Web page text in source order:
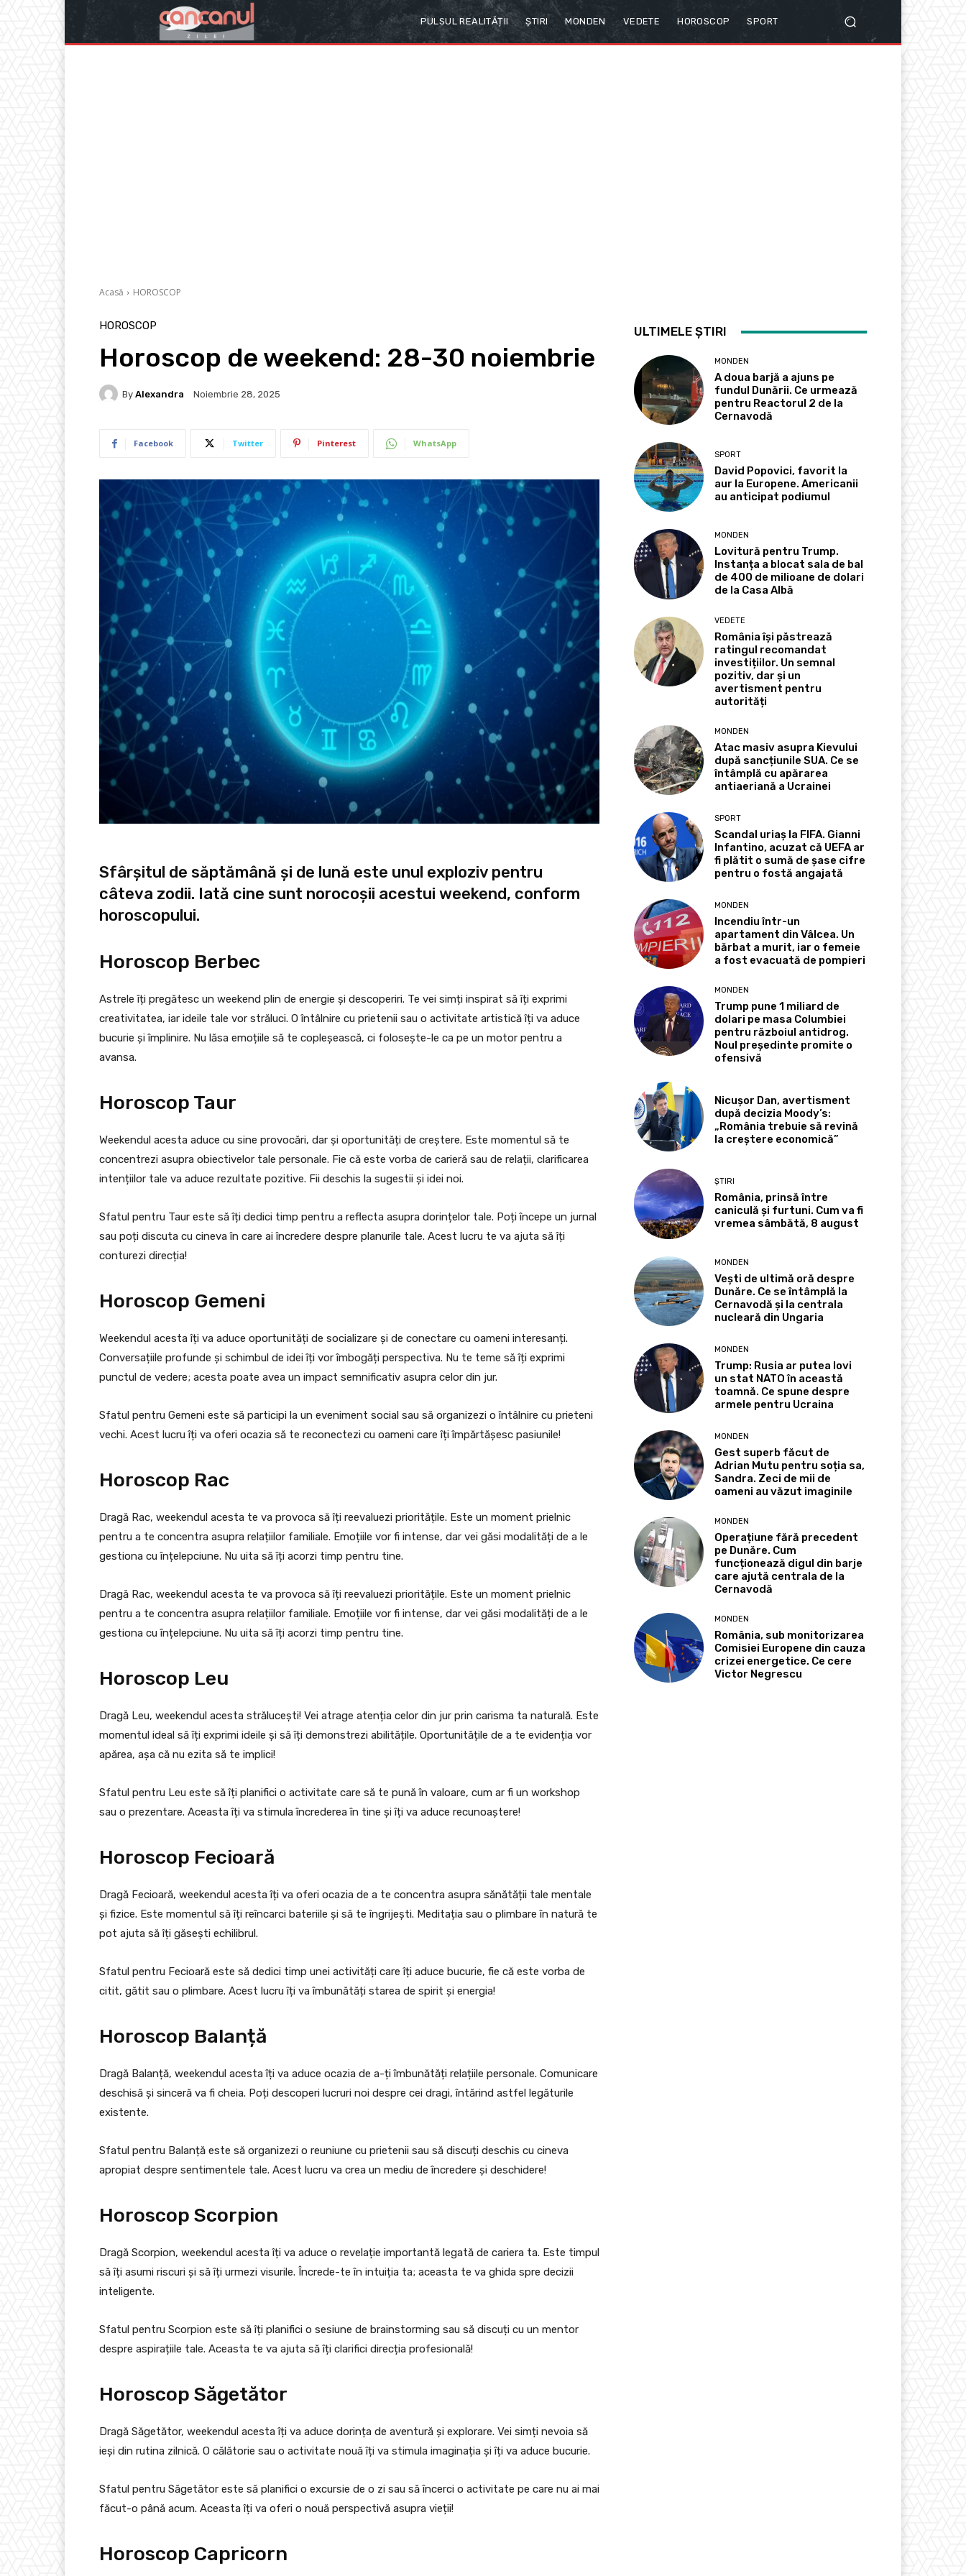
PULSUL REALITĂȚII ȘTIRI MONDEN VEDETE HOROSCOP SPORT
Acasă HOROSCOP
HOROSCOP
Horoscop de weekend: 28-30 noiembrie
By Alexandra Noiembrie 28, 2025
Facebook Twitter Pinterest WhatsApp
Sfârșitul de săptămână și de lună este unul exploziv pentru
câteva zodii. Iată cine sunt norocoșii acestui weekend, conform
horoscopului.
Horoscop Berbec
Astrele îți pregătesc un weekend plin de energie și descoperiri. Te vei simți inspirat să îți exprimi
creativitatea, iar ideile tale vor străluci. O întâlnire cu prietenii sau o activitate artistică îți va aduce
bucurie și împlinire. Nu lăsa emoțiile să te copleșească, ci folosește-le ca pe un motor pentru a
avansa.
Horoscop Taur
Weekendul acesta aduce cu sine provocări, dar și oportunități de creștere. Este momentul să te
concentrezi asupra obiectivelor tale personale. Fie că este vorba de carieră sau de relații, clarificarea
intențiilor tale va aduce rezultate pozitive. Fii deschis la sugestii și idei noi.
Sfatul pentru Taur este să îți dedici timp pentru a reflecta asupra dorințelor tale. Poți începe un jurnal
sau poți discuta cu cineva în care ai încredere despre planurile tale. Acest lucru te va ajuta să îți
conturezi direcția!
Horoscop Gemeni
Weekendul acesta îți va aduce oportunități de socializare și de conectare cu oameni interesanți.
Conversațiile profunde și schimbul de idei îți vor îmbogăți perspectiva. Nu te teme să îți exprimi
punctul de vedere; acesta poate avea un impact semnificativ asupra celor din jur.
Sfatul pentru Gemeni este să participi la un eveniment social sau să organizezi o întâlnire cu prieteni
vechi. Acest lucru îți va oferi ocazia să te reconectezi cu oameni care îți împărtășesc pasiunile!
Horoscop Rac
Dragă Rac, weekendul acesta te va provoca să îți reevaluezi prioritățile. Este un moment prielnic
pentru a te concentra asupra relațiilor familiale. Emoțiile vor fi intense, dar vei găsi modalități de a le
gestiona cu înțelepciune. Nu uita să îți acorzi timp pentru tine.
Dragă Rac, weekendul acesta te va provoca să îți reevaluezi prioritățile. Este un moment prielnic
pentru a te concentra asupra relațiilor familiale. Emoțiile vor fi intense, dar vei găsi modalități de a le
gestiona cu înțelepciune. Nu uita să îți acorzi timp pentru tine.
Horoscop Leu
Dragă Leu, weekendul acesta strălucești! Vei atrage atenția celor din jur prin carisma ta naturală. Este
momentul ideal să îți exprimi ideile și să îți demonstrezi abilitățile. Oportunitățile de a te evidenția vor
apărea, așa că nu ezita să te implici!
Sfatul pentru Leu este să îți planifici o activitate care să te pună în valoare, cum ar fi un workshop
sau o prezentare. Aceasta îți va stimula încrederea în tine și îți va aduce recunoaștere!
Horoscop Fecioară
Dragă Fecioară, weekendul acesta îți va oferi ocazia de a te concentra asupra sănătății tale mentale
și fizice. Este momentul să îți reîncarci bateriile și să te îngrijești. Meditația sau o plimbare în natură te
pot ajuta să îți găsești echilibrul.
Sfatul pentru Fecioară este să dedici timp unei activități care îți aduce bucurie, fie că este vorba de
citit, gătit sau o plimbare. Acest lucru îți va îmbunătăți starea de spirit și energia!
Horoscop Balanță
Dragă Balanță, weekendul acesta îți va aduce ocazia de a-ți îmbunătăți relațiile personale. Comunicare
deschisă și sinceră va fi cheia. Poți descoperi lucruri noi despre cei dragi, întărind astfel legăturile
existente.
Sfatul pentru Balanță este să organizezi o reuniune cu prietenii sau să discuți deschis cu cineva
apropiat despre sentimentele tale. Acest lucru va crea un mediu de încredere și deschidere!
Horoscop Scorpion
Dragă Scorpion, weekendul acesta îți va aduce o revelație importantă legată de cariera ta. Este timpul
să îți asumi riscuri și să îți urmezi visurile. Încrede-te în intuiția ta; aceasta te va ghida spre decizii
inteligente.
Sfatul pentru Scorpion este să îți planifici o sesiune de brainstorming sau să discuți cu un mentor
despre aspirațiile tale. Aceasta te va ajuta să îți clarifici direcția profesională!
Horoscop Săgetător
Dragă Săgetător, weekendul acesta îți va aduce dorința de aventură și explorare. Vei simți nevoia să
ieși din rutina zilnică. O călătorie sau o activitate nouă îți va stimula imaginația și îți va aduce bucurie.
Sfatul pentru Săgetător este să planifici o excursie de o zi sau să încerci o activitate pe care nu ai mai
făcut-o până acum. Aceasta îți va oferi o nouă perspectivă asupra vieții!
Horoscop Capricorn
ULTIMELE ȘTIRI
MONDEN
A doua barjă a ajuns pe
fundul Dunării. Ce urmează
pentru Reactorul 2 de la
Cernavodă
SPORT
David Popovici, favorit la
aur la Europene. Americanii
au anticipat podiumul
MONDEN
Lovitură pentru Trump.
Instanța a blocat sala de bal
de 400 de milioane de dolari
de la Casa Albă
VEDETE
România își păstrează
ratingul recomandat
investițiilor. Un semnal
pozitiv, dar și un
avertisment pentru
autorități
MONDEN
Atac masiv asupra Kievului
după sancțiunile SUA. Ce se
întâmplă cu apărarea
antiaeriană a Ucrainei
SPORT
Scandal uriaș la FIFA. Gianni
Infantino, acuzat că UEFA ar
fi plătit o sumă de șase cifre
pentru o fostă angajată
MONDEN
Incendiu într-un
apartament din Vâlcea. Un
bărbat a murit, iar o femeie
a fost evacuată de pompieri
MONDEN
Trump pune 1 miliard de
dolari pe masa Columbiei
pentru războiul antidrog.
Noul președinte promite o
ofensivă
Nicușor Dan, avertisment
după decizia Moody’s:
„România trebuie să revină
la creștere economică”
ȘTIRI
România, prinsă între
caniculă și furtuni. Cum va fi
vremea sâmbătă, 8 august
MONDEN
Vești de ultimă oră despre
Dunăre. Ce se întâmplă la
Cernavodă și la centrala
nucleară din Ungaria
MONDEN
Trump: Rusia ar putea lovi
un stat NATO în această
toamnă. Ce spune despre
armele pentru Ucraina
MONDEN
Gest superb făcut de
Adrian Mutu pentru soția sa,
Sandra. Zeci de mii de
oameni au văzut imaginile
MONDEN
Operațiune fără precedent
pe Dunăre. Cum
funcționează digul din barje
care ajută centrala de la
Cernavodă
MONDEN
România, sub monitorizarea
Comisiei Europene din cauza
crizei energetice. Ce cere
Victor Negrescu